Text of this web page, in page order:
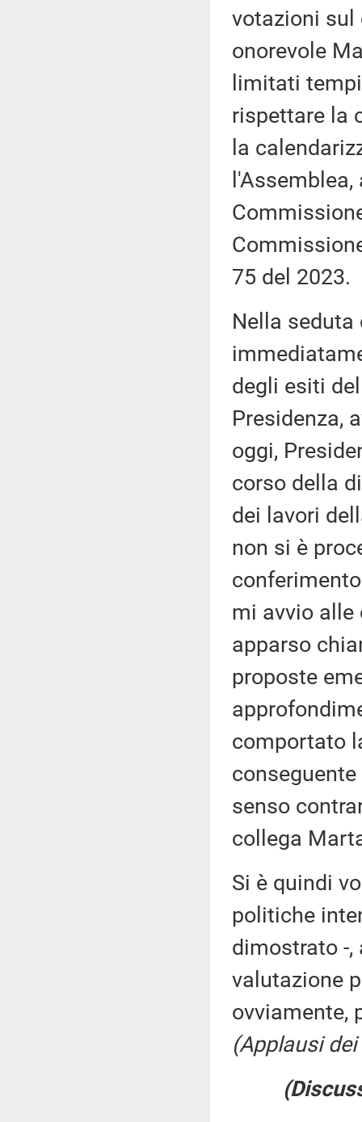
votazioni sul
onorevole
limitati
rispettare la
la
75 del 2023.
Nella
degli esiti
Presidenza,
oggi,
corso della
dei lavori
non si è
mi avvio alle
apparso
proposte
comportato
senso
collega
Si è quindi
politiche
dimostrato -,
valutazione
ovviamente,
(Applausi